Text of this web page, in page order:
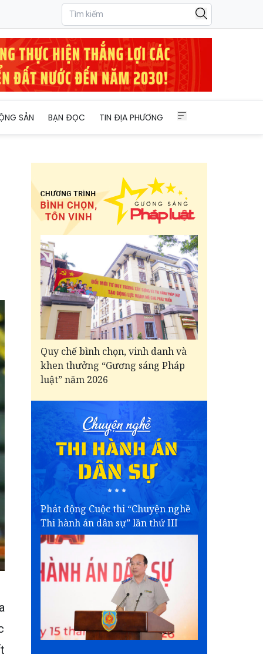
SẢN BẠN ĐỌC TIN ĐỊA PHƯƠNG
Quy chế bình chọn, vinh danh và
khen thưởng “Gương sáng Pháp
luật” năm 2026
Phát động Cuộc thi “Chuyện nghề
Thi hành án dân sự” lần thứ III